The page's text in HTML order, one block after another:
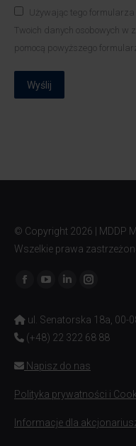
Używając tego
Twoich danych osobowych w
pomocą powyższego
Wyślij
© Copyright 2026 | MDDP
Wszelkie prawa
Znajdź nas na:
ul. Senatorska 18a, 00-
(+48) 22 322 68 88
Napisz do nas
Polityka prywatności i
Informacje dla